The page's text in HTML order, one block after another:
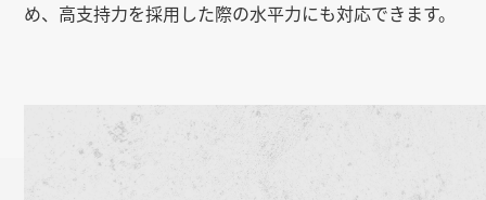
め、高支持力を採用した際の水平力にも対応できます。